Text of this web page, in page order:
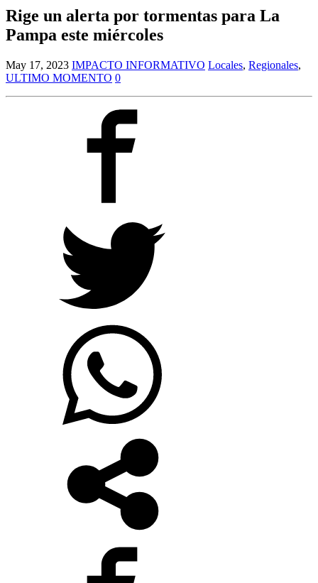
Rige un alerta por tormentas para La
Pampa este miércoles
May 17, 2023 IMPACTO INFORMATIVO Locales, Regionales,
ULTIMO MOMENTO 0